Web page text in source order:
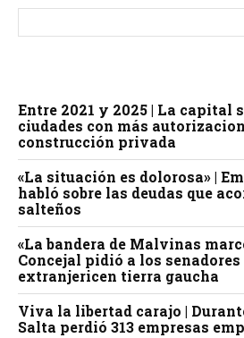
Entre 2021 y 2025 | La capital
ciudades con más
construcción privada
«La situación es dolorosa» |
habló sobre las deudas que
salteños
«La bandera de Malvinas
Concejal pidió a los
extranjericen tierra gaucha
Viva la libertad carajo |
Salta perdió 313 empresas